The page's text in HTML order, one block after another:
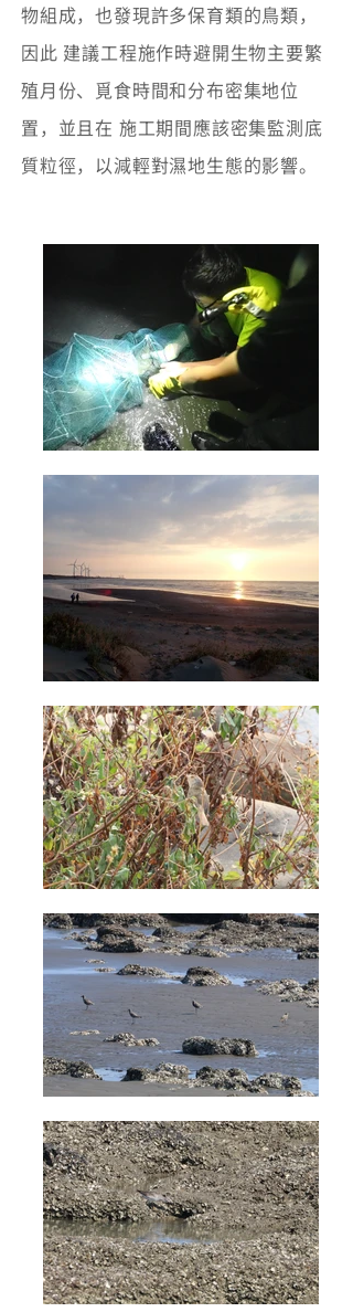
物組成，也發現許多保育類的鳥類，
因此 建議工程施作時避開生物主要繁
殖月份、覓食時間和分布密集地位
置，並且在 施工期間應該密集監測底
質粒徑，以減輕對濕地生態的影響。